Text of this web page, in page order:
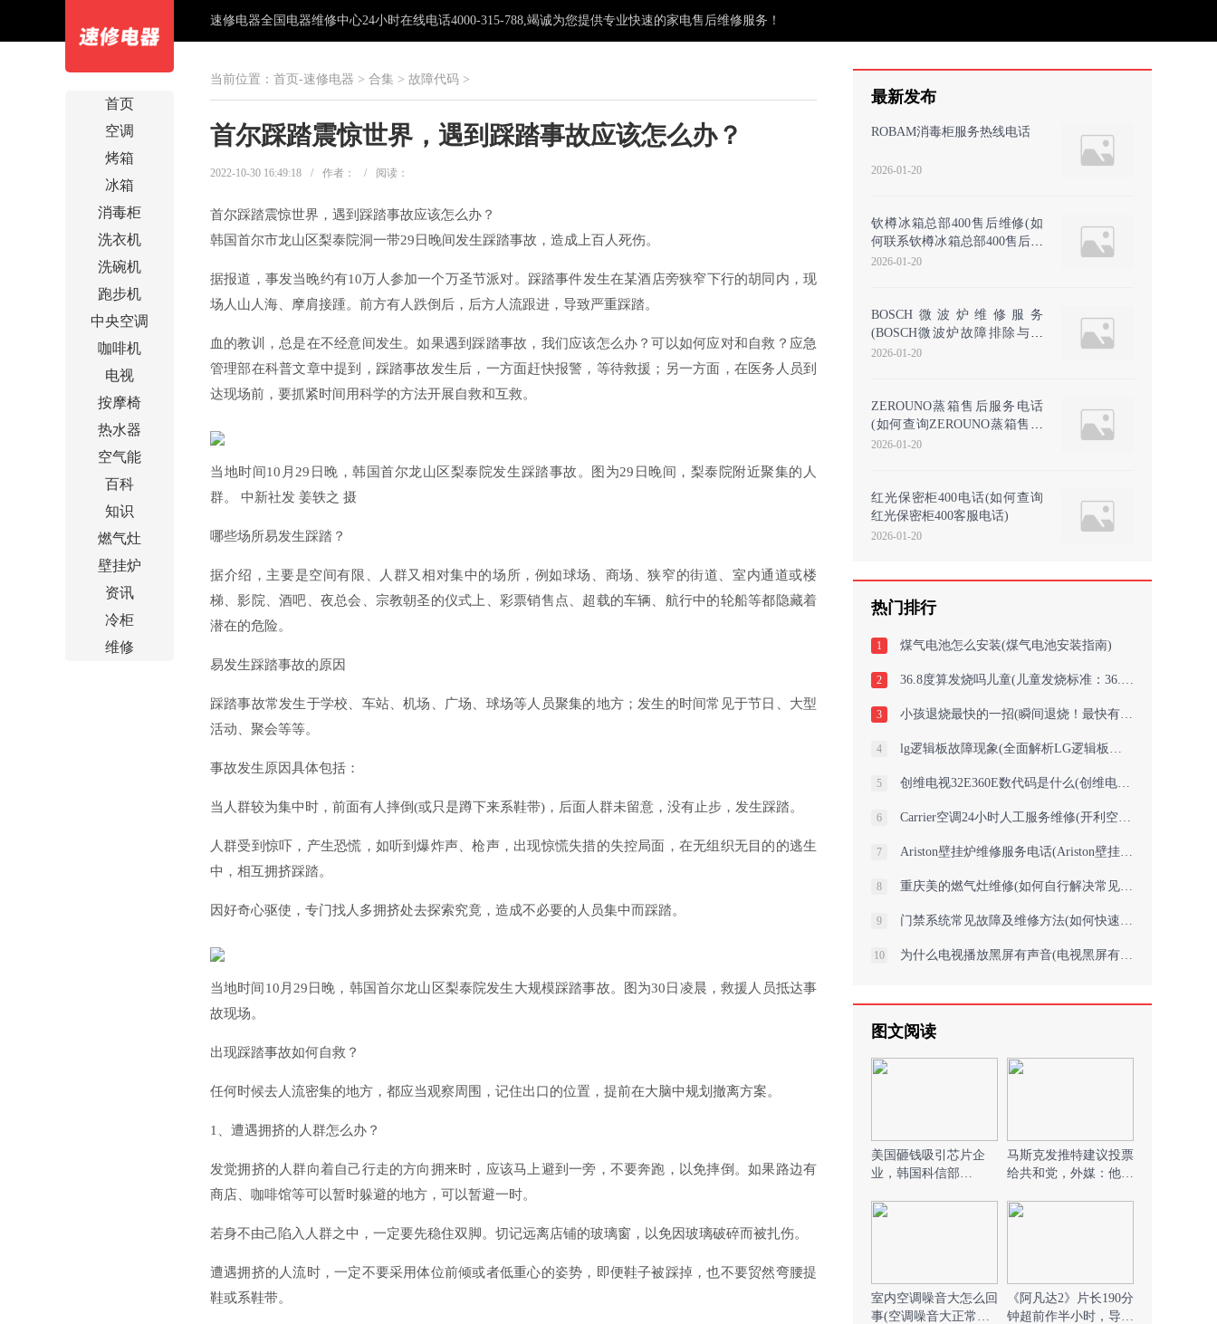
速修电器全国电器维修中心24小时在线电话4000-315-788,竭诚为您提供专业快速的家电售后维修服务！
首页
空调
烤箱
冰箱
消毒柜
洗衣机
洗碗机
跑步机
中央空调
咖啡机
电视
按摩椅
热水器
空气能
百科
知识
燃气灶
壁挂炉
资讯
冷柜
维修
当前位置： 首页-速修电器 > 合集 > 故障代码 >
首尔踩踏震惊世界，遇到踩踏事故应该怎么办？
2022-10-30 16:49:18 / 作者： / 阅读：
首尔踩踏震惊世界，遇到踩踏事故应该怎么办？
韩国首尔市龙山区梨泰院洞一带29日晚间发生踩踏事故，造成上百人死伤。
据报道，事发当晚约有10万人参加一个万圣节派对。踩踏事件发生在某酒店旁狭窄下行的胡同内，现
场人山人海、摩肩接踵。前方有人跌倒后，后方人流跟进，导致严重踩踏。
血的教训，总是在不经意间发生。如果遇到踩踏事故，我们应该怎么办？可以如何应对和自救？应急
管理部在科普文章中提到，踩踏事故发生后，一方面赶快报警，等待救援；另一方面，在医务人员到
达现场前，要抓紧时间用科学的方法开展自救和互救。
当地时间10月29日晚，韩国首尔龙山区梨泰院发生踩踏事故。图为29日晚间，梨泰院附近聚集的人
群。 中新社发 姜轶之 摄
哪些场所易发生踩踏？
据介绍，主要是空间有限、人群又相对集中的场所，例如球场、商场、狭窄的街道、室内通道或楼
梯、影院、酒吧、夜总会、宗教朝圣的仪式上、彩票销售点、超载的车辆、航行中的轮船等都隐藏着
潜在的危险。
易发生踩踏事故的原因
踩踏事故常发生于学校、车站、机场、广场、球场等人员聚集的地方；发生的时间常见于节日、大型
活动、聚会等等。
事故发生原因具体包括：
当人群较为集中时，前面有人摔倒(或只是蹲下来系鞋带)，后面人群未留意，没有止步，发生踩踏。
人群受到惊吓，产生恐慌，如听到爆炸声、枪声，出现惊慌失措的失控局面，在无组织无目的的逃生
中，相互拥挤踩踏。
因好奇心驱使，专门找人多拥挤处去探索究竟，造成不必要的人员集中而踩踏。
当地时间10月29日晚，韩国首尔龙山区梨泰院发生大规模踩踏事故。图为30日凌晨，救援人员抵达事
故现场。
出现踩踏事故如何自救？
任何时候去人流密集的地方，都应当观察周围，记住出口的位置，提前在大脑中规划撤离方案。
1、遭遇拥挤的人群怎么办？
发觉拥挤的人群向着自己行走的方向拥来时，应该马上避到一旁，不要奔跑，以免摔倒。如果路边有
商店、咖啡馆等可以暂时躲避的地方，可以暂避一时。
若身不由己陷入人群之中，一定要先稳住双脚。切记远离店铺的玻璃窗，以免因玻璃破碎而被扎伤。
遭遇拥挤的人流时，一定不要采用体位前倾或者低重心的姿势，即便鞋子被踩掉，也不要贸然弯腰提
鞋或系鞋带。
最新发布
ROBAM消毒柜服务热线电话
2026-01-20
钦樽冰箱总部400售后维修(如
何联系钦樽冰箱总部400售后维
修服务)
2026-01-20
BOSCH微波炉维修服务
(BOSCH微波炉故障排除与维
修指南)
2026-01-20
ZEROUNO蒸箱售后服务电话
(如何查询ZEROUNO蒸箱售后
服务电话)
2026-01-20
红光保密柜400电话(如何查询
红光保密柜400客服电话)
2026-01-20
热门排行
1 煤气电池怎么安装(煤气电池安装指南)
2 36.8度算发烧吗儿童(儿童发烧标准：36.8度算不算发烧？)
3 小孩退烧最快的一招(瞬间退烧！最快有效的小孩退烧神招！)
4 lg逻辑板故障现象(全面解析LG逻辑板故障现象及有效解决方案)
5 创维电视32E360E数代码是什么(创维电视32E360E数代码解密指南！)
6 Carrier空调24小时人工服务维修(开利空调拆装开利空调移机开利空调加氟图片你
7 Ariston壁挂炉维修服务电话(Ariston壁挂炉维修服务电话)
8 重庆美的燃气灶维修(如何自行解决常见故障)
9 门禁系统常见故障及维修方法(如何快速解决门禁系统无法识别卡的故障？)
10 为什么电视播放黑屏有声音(电视黑屏有声音？解决方案大揭秘！)
图文阅读
美国砸钱吸引芯片企
业，韩国科信部
半导体业)
马斯克发推特建议投票
给共和党，外媒：他首
室内空调噪音大怎么回
事(空调噪音大正常
《阿凡达2》片长190分
钟超前作半小时，导演